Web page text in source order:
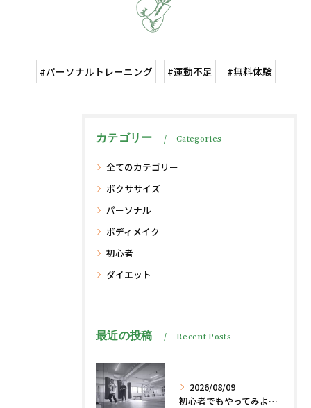
#パーソナルトレーニング #運動不足 #無料体験
カテゴリー Categories
全てのカテゴリー
ボクササイズ
パーソナル
ボディメイク
初心者
ダイエット
最近の投稿 Recent Posts
2026/08/09
初心者でもやってみよう、格闘技でダイエット脂肪燃焼🔥